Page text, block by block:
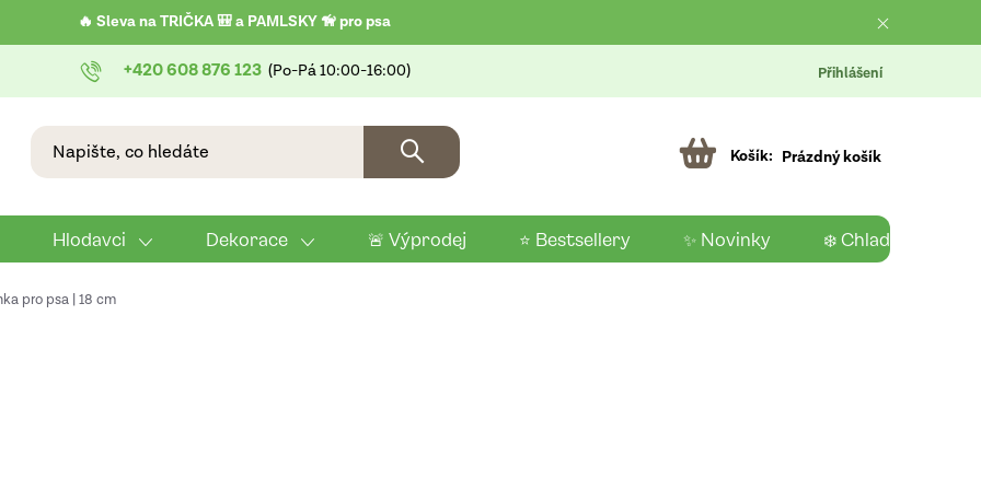
🔥 Sleva na TRIČKA 🎒 a PAMLSKY 🦮 pro psa
+420 608 876 123 Přihlášení
Prázdný košík
Hlodavci Dekorace 🚨 Výprodej ⭐ Bestsellery ✨ Novinky ❄️ Chladící
pro psa | 18 cm